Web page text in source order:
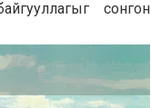
сонгон